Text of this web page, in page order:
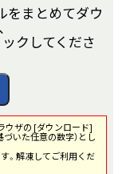
をまとめてダウ
クしてくださ
ウザの [ダウンロード]
づいた任意の数字）とし
。解凍してご利用くだ